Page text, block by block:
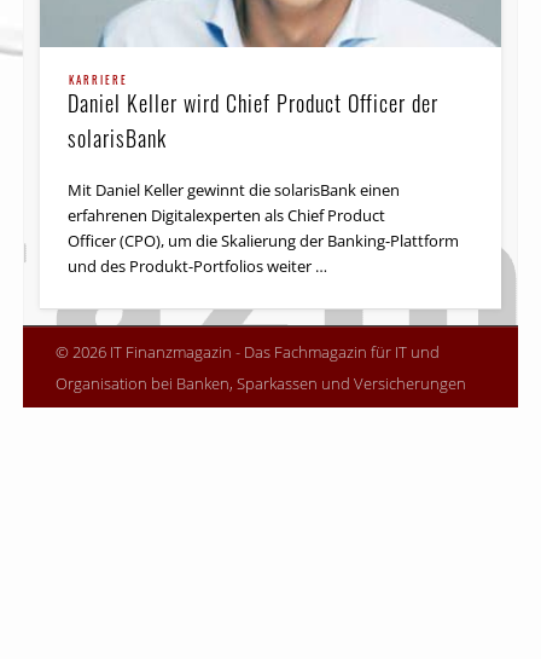
KARRIERE
Daniel Keller wird Chief Product Officer der
solarisBank
Mit Daniel Keller gewinnt die solarisBank einen
erfahrenen Digitalexperten als Chief Product
Officer (CPO), um die Skalierung der Banking-Plattform
und des Produkt-Portfolios weiter …
© 2026 IT Finanzmagazin - Das Fachmagazin für IT und
Organisation bei Banken, Sparkassen und Versicherungen